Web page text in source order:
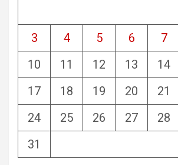
3
4 5 6 7
10
11 12 13 14
17
18 19 20 21
24
25 26 27 28
31